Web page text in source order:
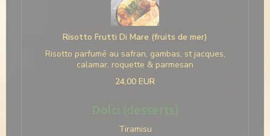
Risotto Frutti Di Mare (fruits de mer)
Risotto parfumé au safran, gambas, st jacques,
calamar, roquette & parmesan
24,00 EUR
Dolci (desserts)
Tiramisu